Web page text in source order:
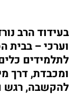
בעידוד הרב
וערכי – בבית
לתלמידים
ומכבדת, דרך
להקשבה, רגש